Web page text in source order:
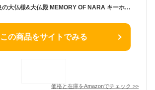
手の平サイズ 奈良の大仏様&大仏殿 MEMORY OF NARA キーホルダ
この商品をサイトでみる
価格と在庫をAmazonでチェック >>